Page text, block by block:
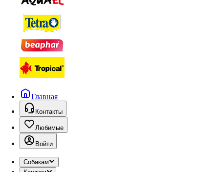
Главная
Контакты
Любимые
Войти
Собакам